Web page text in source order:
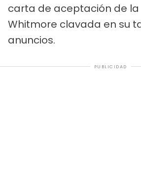
carta de aceptación de la
Whitmore clavada en su
anuncios.
PUBLICIDAD